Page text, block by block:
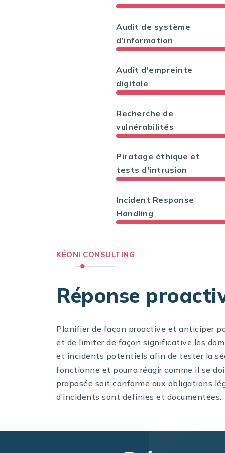
Audit de système
d’information
Audit d'empreinte
digitale
Recherche de
vulnérabilités
Piratage éthique et
tests d'intrusion
Incident Response
Handling
KÉONI CONSULTING
Réponse
Planifier de façon proactive et anticiper
et de limiter de façon significative les
et incidents potentiels afin de tester la
fonctionne et pourra réagir comme il se
proposée soit conforme aux obligations
d’incidents sont définies et documentées.